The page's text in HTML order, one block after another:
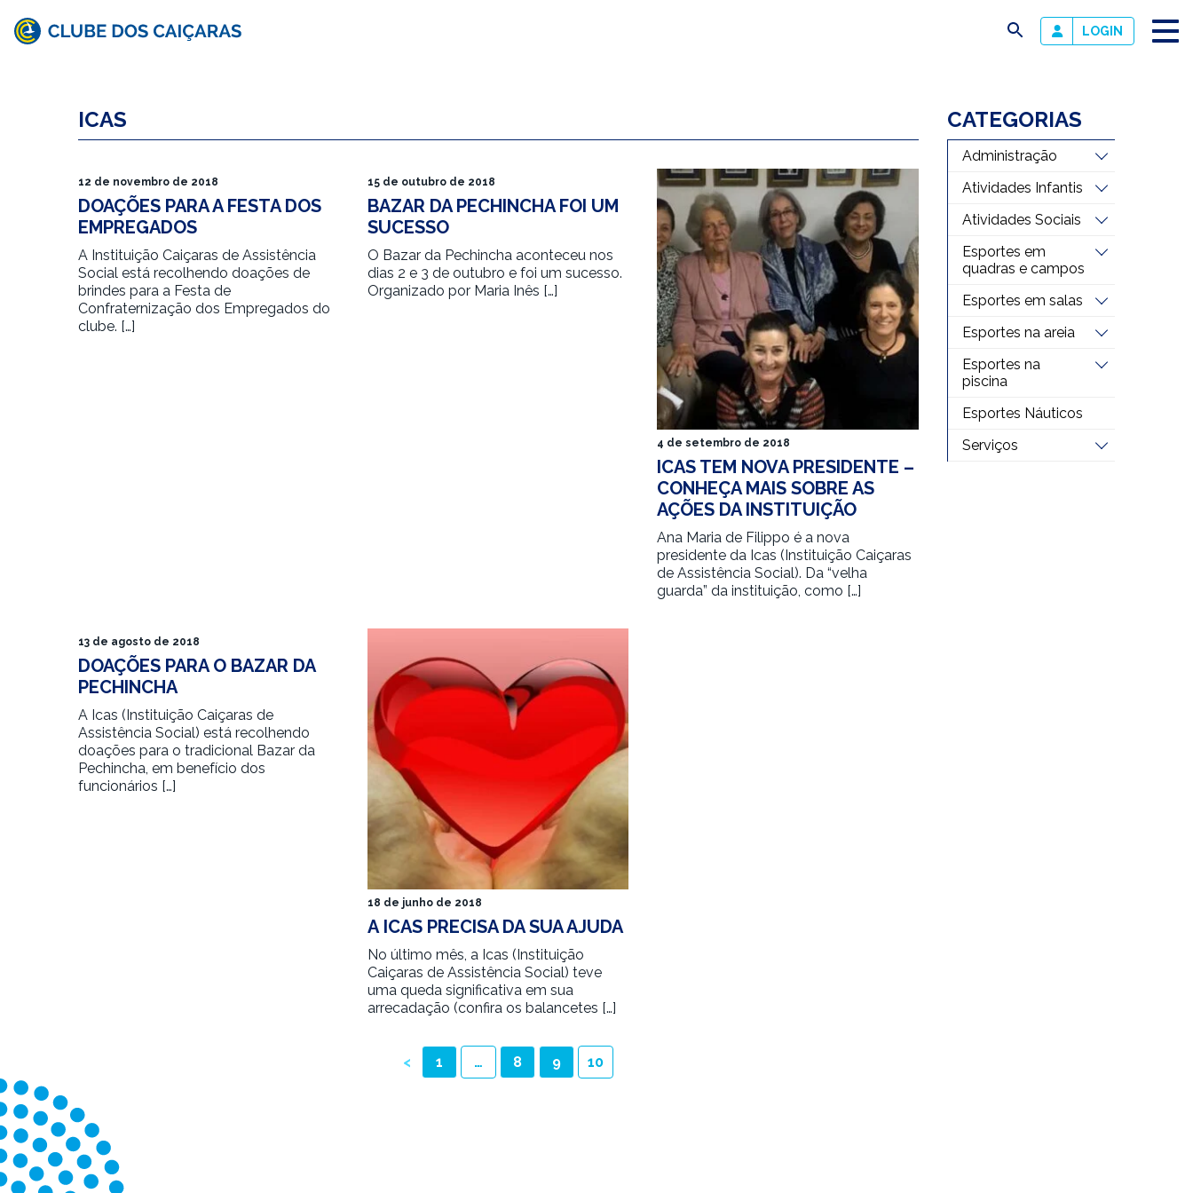
Caiçaras
busca LOGIN
ICAS
12 de novembro de 2018
DOAÇÕES PARA A FESTA DOS
EMPREGADOS
A Instituição Caiçaras de Assistência
Social está recolhendo doações de
brindes para a Festa de
Confraternização dos Empregados do
clube. […]
15 de outubro de 2018
BAZAR DA PECHINCHA FOI UM
SUCESSO
O Bazar da Pechincha aconteceu nos
dias 2 e 3 de outubro e foi um sucesso.
Organizado por Maria Inês […]
4 de setembro de 2018
ICAS TEM NOVA PRESIDENTE –
CONHEÇA MAIS SOBRE AS
AÇÕES DA INSTITUIÇÃO
Ana Maria de Filippo é a nova
presidente da Icas (Instituição Caiçaras
de Assistência Social). Da “velha
guarda” da instituição, como […]
13 de agosto de 2018
DOAÇÕES PARA O BAZAR DA
PECHINCHA
A Icas (Instituição Caiçaras de
Assistência Social) está recolhendo
doações para o tradicional Bazar da
Pechincha, em benefício dos
funcionários […]
18 de junho de 2018
A ICAS PRECISA DA SUA AJUDA
No último mês, a Icas (Instituição
Caiçaras de Assistência Social) teve
uma queda significativa em sua
arrecadação (confira os balancetes […]
POSTS
< 1 … 8 9 10
CATEGORIAS
Administração
Atividades Infantis
Atividades Sociais
Esportes em
quadras e campos
Esportes em salas
Esportes na areia
Esportes na
piscina
Esportes Náuticos
Serviços